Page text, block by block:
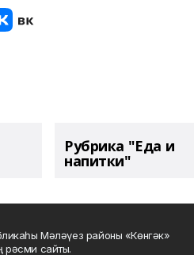
Рубрика "Еда и
напитки"
Мәләүез районы «Көнгәк»
рәсми сайты.